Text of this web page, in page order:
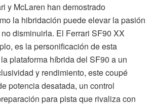
y McLaren han demostrado
la hibridación puede elevar la pasión
disminuirla. El Ferrari SF90 XX
es la personificación de esta
plataforma híbrida del SF90 a un
y rendimiento, este coupé
potencia desatada, un control
para pista que rivaliza con